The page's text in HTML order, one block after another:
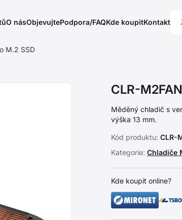
O násObjevujtePodpora/FAQKde koupitKontakt
M.2 SSD
CLR-
Měděný chladič s
výška 13 mm.
Kód produktu: CLR-
Kategorie: Chladiče
Kde koupit online?